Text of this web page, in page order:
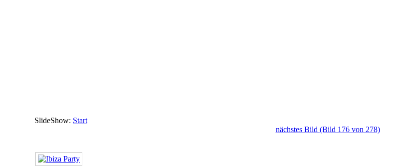
SlideShow: Start
nächstes Bild (Bild 176 von 278)